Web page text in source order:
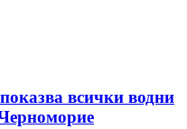
всички водни